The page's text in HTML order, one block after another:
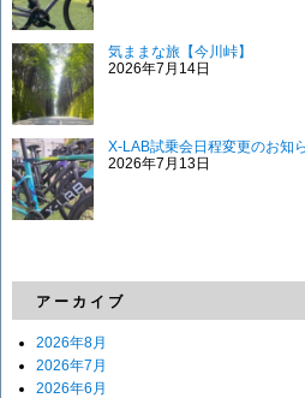
気ままな旅【今川峠】
2026年7月14日
X-LAB試乗会日程変更のお知
2026年7月13日
アーカイブ
2026年8月
2026年7月
2026年6月